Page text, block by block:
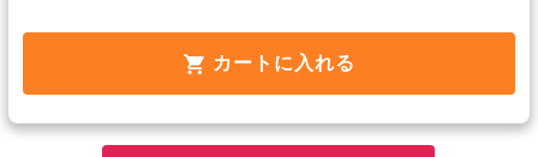
カートに入れる